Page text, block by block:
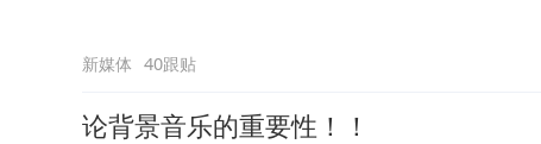
新媒体 40跟贴
论背景音乐的重要性！！